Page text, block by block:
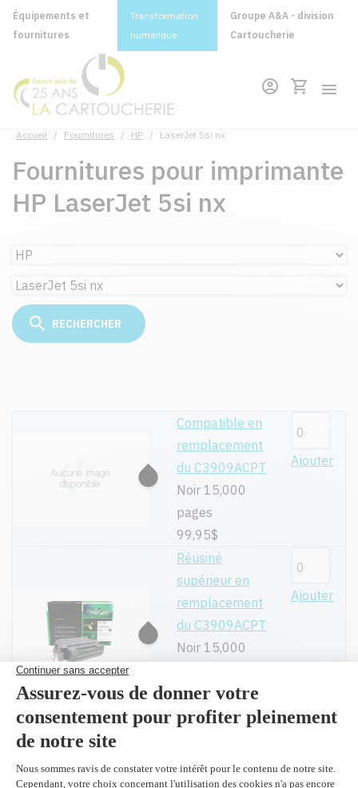
Équipements et
fournitures
Transformation
numérique
Groupe A&A - division
Cartoucherie
Accueil / Fournitures / HP / LaserJet 5si nx
Fournitures pour imprimante
HP LaserJet 5si nx
Compatible en
remplacement
du C3909ACPT
Noir 15,000
pages
99,95$
Ajouter
Réusiné
supérieur en
remplacement
du C3909ACPT
Noir 15,000
219,99$ (2 et
plus 216,40 $)
Ajouter
Toutes nos cartouches réusinées sont